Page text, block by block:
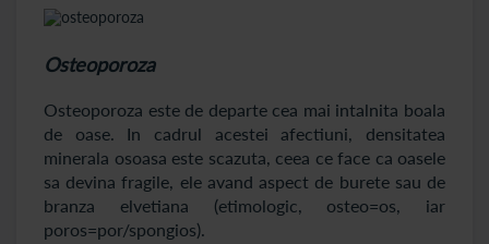
Osteoporoza
Osteoporoza este de departe cea mai intalnita boala
de oase. In cadrul acestei afectiuni, densitatea
minerala osoasa este scazuta, ceea ce face ca oasele
sa devina fragile, ele avand aspect de burete sau de
branza elvetiana (etimologic, osteo=os, iar
poros=por/spongios).